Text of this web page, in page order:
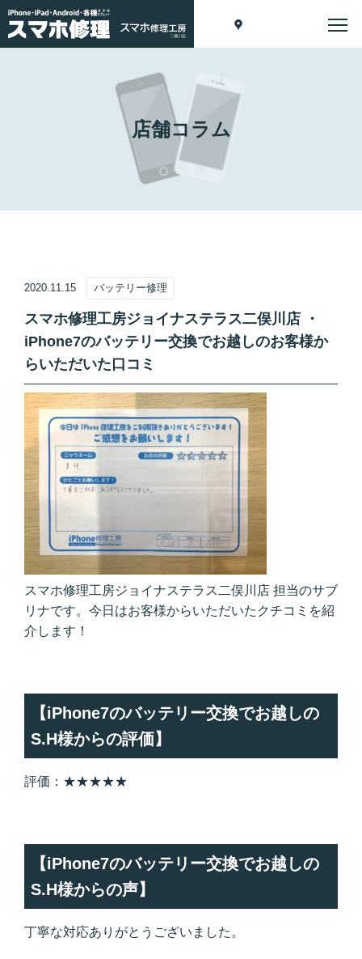
店舗コラム
2020.11.15 バッテリー修理
スマホ修理工房ジョイナステラス二俣川店 ・
iPhone7のバッテリー交換でお越しのお客様か
らいただいた口コミ
スマホ修理工房ジョイナステラス二俣川店 担当のサブ
リナです。今日はお客様からいただいたクチコミを紹
介します！
【iPhone7のバッテリー交換でお越しの
S.H様からの評価】
評価：★★★★★
【iPhone7のバッテリー交換でお越しの
S.H様からの声】
丁寧な対応ありがとうございました。